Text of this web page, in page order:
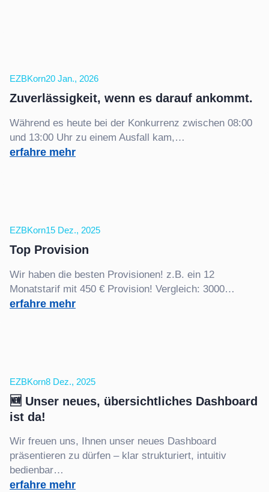
EZBKorn20 Jan., 2026
Zuverlässigkeit, wenn es darauf ankommt.
Während es heute bei der Konkurrenz zwischen 08:00
und 13:00 Uhr zu einem Ausfall kam,…
erfahre mehr:
ankommt.
EZBKorn15 Dez., 2025
Top Provision
Wir haben die besten Provisionen! z.B. ein 12
Monatstarif mit 450 € Provision! Vergleich: 3000…
erfahre mehr:
EZBKorn8 Dez., 2025
🆕 Unser neues, übersichtliches Dashboard
ist da!
Wir freuen uns, Ihnen unser neues Dashboard
präsentieren zu dürfen – klar strukturiert, intuitiv
bedienbar…
erfahre mehr: